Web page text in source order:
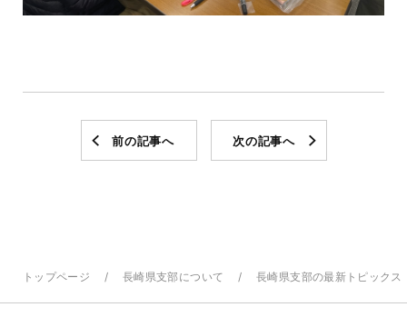
前の記事へ 次の記事へ
トップページ 長崎県支部について 長崎県支部の最新トピックス